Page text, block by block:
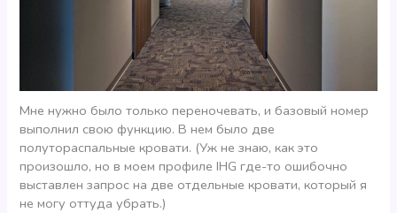
Мне нужно было только переночевать, и базовый номер
выполнил свою функцию. В нем было две
полутораспальные кровати. (Уж не знаю, как это
произошло, но в моем профиле IHG где-то ошибочно
выставлен запрос на две отдельные кровати, который я
не могу оттуда убрать.)